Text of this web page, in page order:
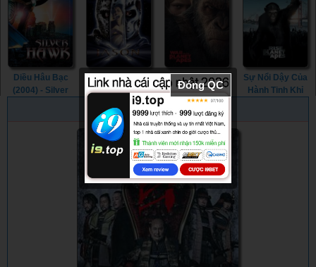
Man and the
Wasp:
Quantumania
(2023)
(2021)
Diều Hâu Bạc
(2004) - Silver
Jason X (2001) -
Jason X (2001)
Đại Chiến Hành
Tinh Khỉ (2017) -
War for the
Planet of the
Apes (2017)
Sự Nổi Dậy Của
Hành Tinh Khỉ
PHIM NGẪU NHIÊN
Đóng QC